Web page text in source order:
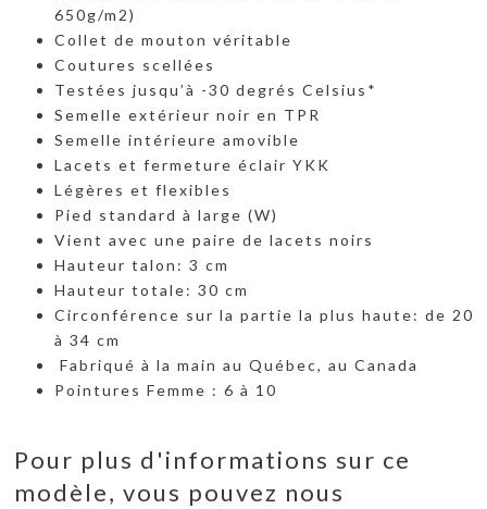
650g/m2)
Collet de mouton véritable
Coutures scellées
Testées jusqu’à -30 degrés Celsius*
Semelle extérieur noir en TPR
Semelle intérieure amovible
Lacets et fermeture éclair YKK
Légères et flexibles
Pied standard à large (W)
Vient avec une paire de lacets noirs
Hauteur talon: 3 cm
Hauteur totale: 30 cm
Circonférence sur la partie la plus haute: de 20
à 34 cm
Fabriqué à la main au Québec, au Canada
Pointures Femme : 6 à 10
Pour plus d'informations sur ce
modèle, vous pouvez nous